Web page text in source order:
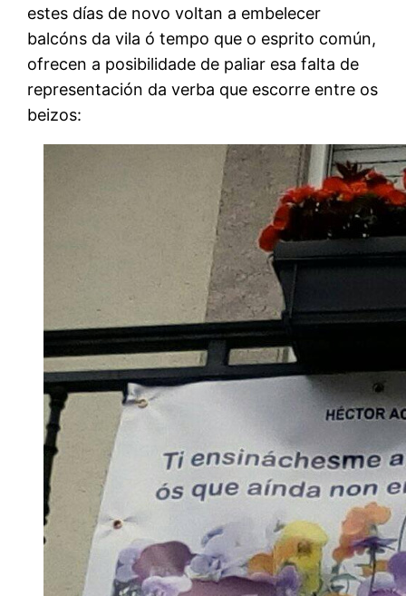
estes días de novo voltan a embelecer
balcóns da vila ó tempo que o esprito común,
ofrecen a posibilidade de paliar esa falta de
representación da verba que escorre entre os
beizos: